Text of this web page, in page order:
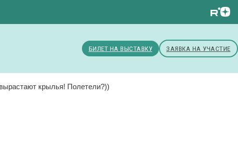
БИЛЕТ НА ВЫСТАВКУ ЗАЯВКА НА УЧАСТИЕ
крылья! Полетели?))